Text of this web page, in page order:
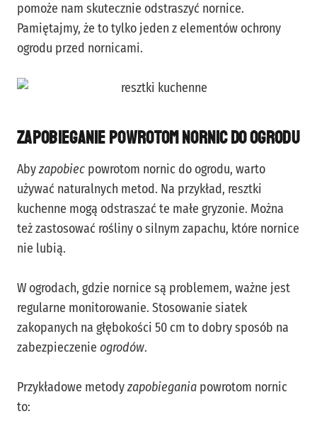
pomoże nam skutecznie odstraszyć nornice.
Pamiętajmy, że to tylko jeden z elementów ochrony
ogrodu przed nornicami.
Zapobieganie powrotom nornic do ogrodu
Abyzapobiec powrotom nornic do ogrodu, warto
używać naturalnych metod. Na przykład, resztki
kuchenne mogą odstraszać te małe gryzonie. Można
też zastosować rośliny o silnym zapachu, które nornice
nie lubią.
W ogrodach, gdzie nornice są problemem, ważne jest
regularne monitorowanie. Stosowanie siatek
zakopanych na głębokości 50 cm to dobry sposób na
zabezpieczenie ogrodów.
Przykładowe metodyzapobiegania powrotom nornic
to: